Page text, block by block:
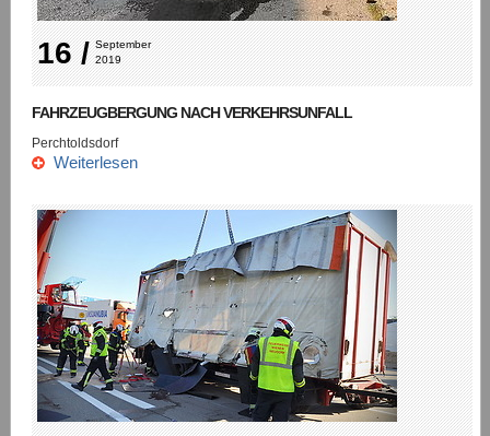
16 / September
2019
FAHRZEUGBERGUNG NACH VERKEHRSUNFALL
Perchtoldsdorf
Weiterlesen